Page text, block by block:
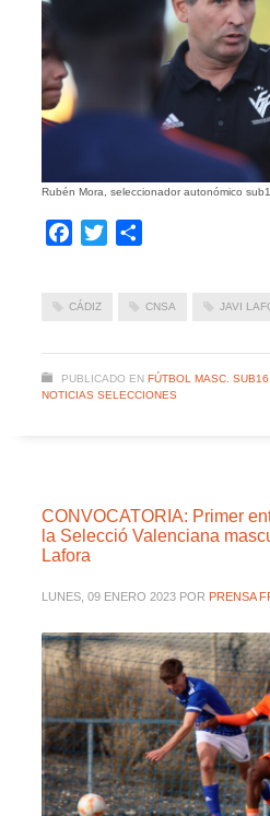
Rubén Mora, seleccionador autonómico
Facebook
Twitter
CÁDIZ CNSA JAVI
PUBLICADO EN FÚTBOL MASC.
NOTICIAS SELECCIONES
CONVOCATORIA: Primer
la Selecció Valenciana
Lafora
LUNES, 09 ENERO 2023 POR PRENSA